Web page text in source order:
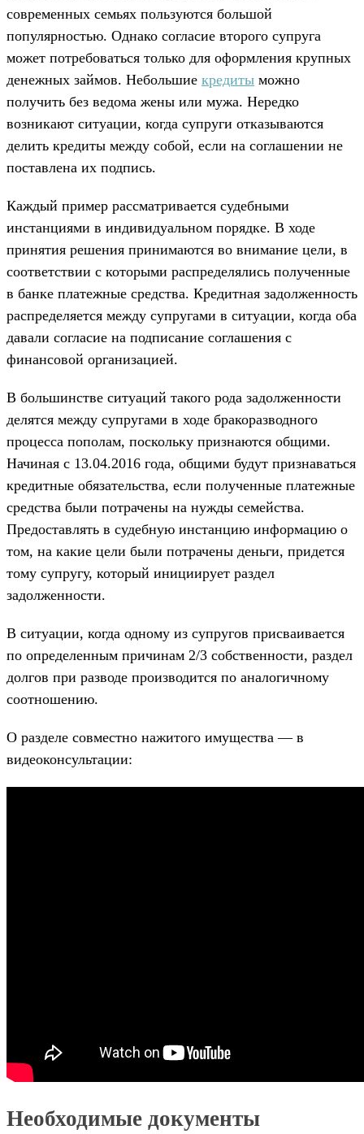
современных семьях пользуются большой
популярностью. Однако согласие второго супруга
может потребоваться только для оформления крупных
денежных займов. Небольшие кредиты можно
получить без ведома жены или мужа. Нередко
возникают ситуации, когда супруги отказываются
делить кредиты между собой, если на соглашении не
поставлена их подпись.
Каждый пример рассматривается судебными
инстанциями в индивидуальном порядке. В ходе
принятия решения принимаются во внимание цели, в
соответствии с которыми распределялись полученные
в банке платежные средства. Кредитная задолженность
распределяется между супругами в ситуации, когда оба
давали согласие на подписание соглашения с
финансовой организацией.
В большинстве ситуаций такого рода задолженности
делятся между супругами в ходе бракоразводного
процесса пополам, поскольку признаются общими.
Начиная с 13.04.2016 года, общими будут признаваться
кредитные обязательства, если полученные платежные
средства были потрачены на нужды семейства.
Предоставлять в судебную инстанцию информацию о
том, на какие цели были потрачены деньги, придется
тому супругу, который инициирует раздел
задолженности.
В ситуации, когда одному из супругов присваивается
по определенным причинам 2/3 собственности, раздел
долгов при разводе производится по аналогичному
соотношению.
О разделе совместно нажитого имущества — в
видеоконсультации:
Необходимые документы